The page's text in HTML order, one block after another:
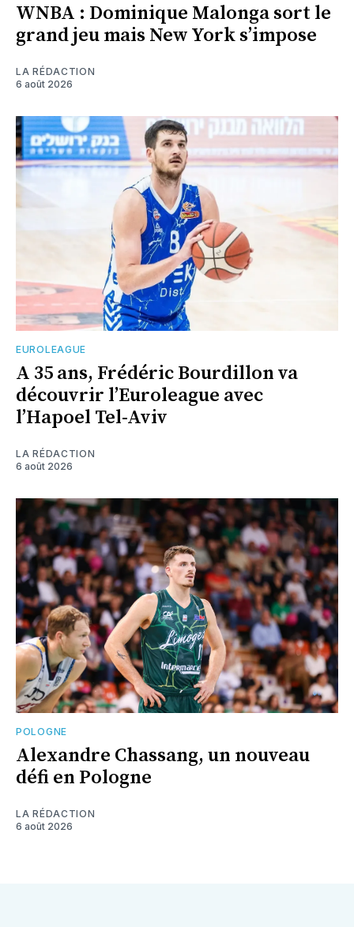
WNBA : Dominique Malonga sort le
grand jeu mais New York s’impose
LA RÉDACTION
6 août 2026
EUROLEAGUE
A 35 ans, Frédéric Bourdillon va
découvrir l’Euroleague avec
l’Hapoel Tel-Aviv
LA RÉDACTION
6 août 2026
POLOGNE
Alexandre Chassang, un nouveau
défi en Pologne
LA RÉDACTION
6 août 2026